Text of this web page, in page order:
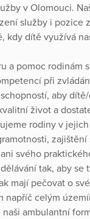
v Olomouci.
služby i
kdy dítě využívá
a pomoc
při
aby
život a
rodiny v
svého
tak, aby
mají pečovat o
napříč celým
ambulantní